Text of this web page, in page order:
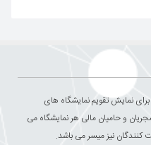
نمایش تقویم نمایشگاه های
و حامیان مالی هر نمایشگاه می
نیز میسر می باشد.